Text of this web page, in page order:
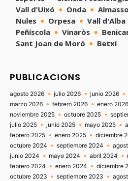
Vall d'Uixó
Onda
Nules
Orpesa Vall d'Alba
Peñíscola
Vinaròs
Sant Joan de Moró
Betxí
PUBLICACIONS
agosto 2026 julio 2026 junio 2026
marzo 2026
febrero 2026 enero 2026
noviembre 2025
octubre 2025
julio 2025
junio 2025 mayo 2025
febrero 2025
enero 2025 diciembre
octubre 2024
septiembre 2024
junio 2024
mayo 2024 abril 2024
febrero 2024
enero 2024 diciembre
octubre 2023
septiembre 2023